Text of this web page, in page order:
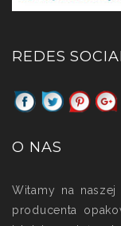
REDES
O NAS
Witamy na
producenta